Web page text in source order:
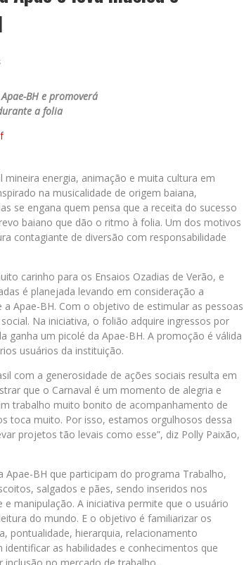
BH e promoverá
a folia
energia, animação e muita cultura em
na musicalidade de origem baiana,
se engana quem pensa que a receita do sucesso
baiano que dão o ritmo à folia. Um dos motivos
contagiante de diversão com responsabilidade
carinho para os Ensaios Ozadias de Verão, e
é planejada levando em consideração a
Apae-BH. Com o objetivo de estimular as pessoas
Na iniciativa, o folião adquire ingressos por
ganha um picolé da Apae-BH. A promoção é válida
usuários da instituição.
com a generosidade de ações sociais resulta em
que o Carnaval é um momento de alegria e
trabalho muito bonito de acompanhamento de
toca muito. Por isso, estamos orgulhosos dessa
projetos tão levais como esse”, diz Polly Paixão,
BH que participam do programa Trabalho,
salgados e pães, sendo inseridos nos
manipulação. A iniciativa permite que o usuário
do mundo. E o objetivo é familiarizar os
pontualidade, hierarquia, relacionamento
as habilidades e conhecimentos que